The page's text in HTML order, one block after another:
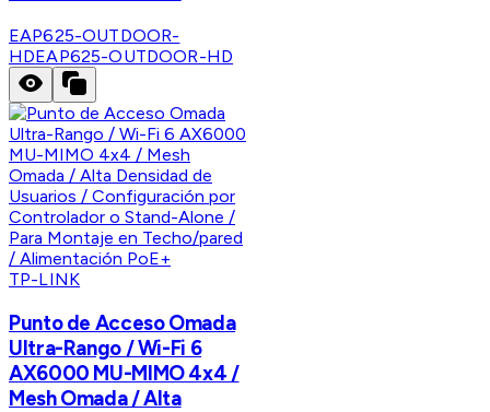
EAP625-OUTDOOR-
HDEAP625-OUTDOOR-HD
TP-LINK
Punto de Acceso Omada
Ultra-Rango / Wi-Fi 6
AX6000 MU-MIMO 4x4 /
Mesh Omada / Alta